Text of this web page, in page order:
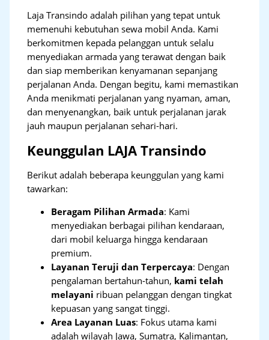
Laja Transindo adalah pilihan yang tepat untuk
memenuhi kebutuhan sewa mobil Anda. Kami
berkomitmen kepada pelanggan untuk selalu
menyediakan armada yang terawat dengan baik
dan siap memberikan kenyamanan sepanjang
perjalanan Anda. Dengan begitu, kami memastikan
Anda menikmati perjalanan yang nyaman, aman,
dan menyenangkan, baik untuk perjalanan jarak
jauh maupun perjalanan sehari-hari.
Keunggulan LAJA Transindo
Berikut adalah beberapa keunggulan yang kami
tawarkan:
Beragam Pilihan Armada: Kami
menyediakan berbagai pilihan kendaraan,
dari mobil keluarga hingga kendaraan
premium.
Layanan Teruji dan Terpercaya: Dengan
pengalaman bertahun-tahun, kami telah
melayani ribuan pelanggan dengan tingkat
kepuasan yang sangat tinggi.
Area Layanan Luas: Fokus utama kami
adalah wilayah Jawa, Sumatra, Kalimantan,